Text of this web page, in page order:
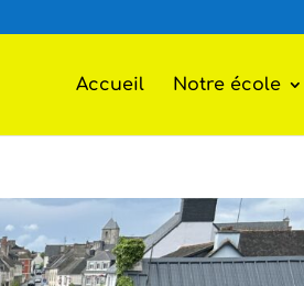
Accueil Notre école